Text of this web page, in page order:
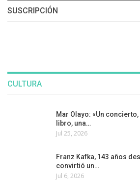
SUSCRIPCIÓN
CULTURA
Mar Olayo: «Un
libro, una…
Jul 25, 2026
Franz Kafka, 143 años
convirtió un…
Jul 6, 2026